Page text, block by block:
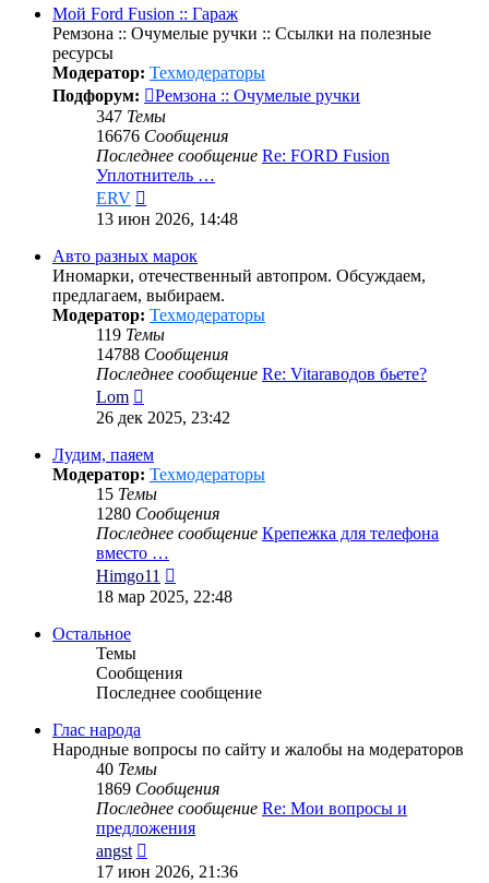
сообщению
Мой Ford Fusion :: Гараж
Ремзона :: Очумелые ручки :: Ссылки на полезные
ресурсы
Модератор: Техмодераторы
Подфорум:
Ремзона :: Очумелые ручки
347 Темы
16676 Сообщения
Последнее сообщение Re: FORD Fusion
Уплотнитель …
ERV
к
сообщению
13 июн 2026, 14:48
Авто разных марок
Иномарки, отечественный автопром. Обсуждаем,
предлагаем, выбираем.
Модератор: Техмодераторы
119 Темы
14788 Сообщения
Последнее сообщение Re: Vitaraводов бьете?
Lom
к
сообщению
26 дек 2025, 23:42
Лудим, паяем
Модератор: Техмодераторы
15 Темы
1280 Сообщения
Последнее сообщение Крепежка для телефона
вместо …
Himgo11
к
18 мар 2025, 22:48
Остальное
Темы
Сообщения
Последнее сообщение
Глас народа
Народные вопросы по сайту и жалобы на модераторов
40 Темы
1869 Сообщения
Последнее сообщение Re: Мои вопросы и
предложения
angst
к
17 июн 2026, 21:36